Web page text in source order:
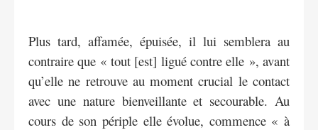
Plus tard, affamée, épuisée, il lui semblera au
contraire que « tout [est] ligué contre elle », avant
qu’elle ne retrouve au moment crucial le contact
avec une nature bienveillante et secourable. Au
cours de son périple elle évolue, commence « à